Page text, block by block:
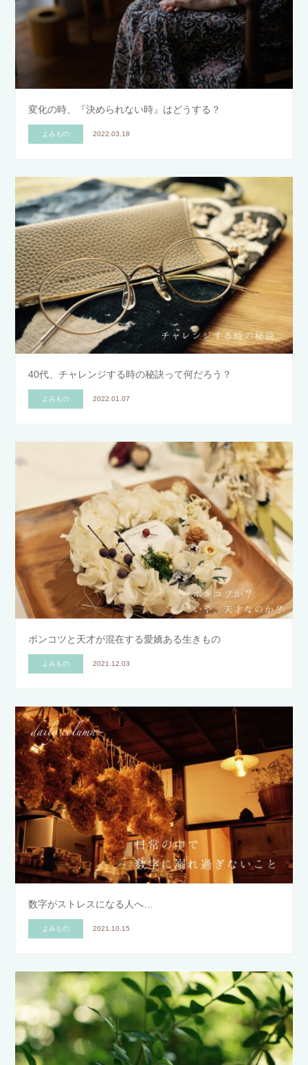
変化の時、『決められない時』はどうする？
よみもの 2022.03.18
40代、チャレンジする時の秘訣って何だろう？
よみもの 2022.01.07
ポンコツと天才が混在する愛嬌ある生きもの
よみもの 2021.12.03
数字がストレスになる人へ…
よみもの 2021.10.15